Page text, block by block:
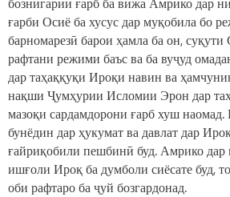
ғарби Осиё ба хусус дар муқобила бо
барномарезӣ барои ҳамла ба он, суқути
рафтани режими баъс ва ба вуҷуд
дар таҳаққуқи Ироқи навин ва
нақши Ҷумҳурии Исломии Эрон дар
мазоқи сардамдорони ғарб хуш наомад.
бунёдин дар ҳукумат ва давлат дар
ғайриқобили пешбинӣ буд. Амрико дар
ишғоли Ироқ ба думболи сиёсате буд,
оби рафтаро ба ҷуй бозгардонад.